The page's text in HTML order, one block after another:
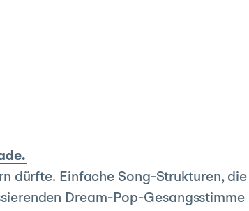
dürfte. Einfache Song-Strukturen,
Dream-Pop-Gesangsstimme